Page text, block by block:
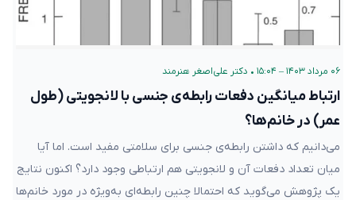
۰۶ مرداد ۱۴۰۳ – ۱۵:۰۴ • دکتر علی‌اصغر هنرمند
ارتباط میانگین دفعات رابطه‌ی جنسی با لانجویتی (طول
عمر) در خانم‌ها؟
می‌دانیم که داشتن رابطه‌ی جنسی برای سلامتی مفید است. اما آیا
میان تعداد دفعات آن و لانجویتی هم ارتباطی وجود دارد؟ اکنون نتایج
یک پژوهش می‌گوید که احتمالا چنین رابطه‌ای به‌ویژه در مورد خانم‌ها